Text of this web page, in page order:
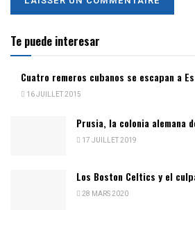
Te puede interesar
Cuatro remeros cubanos se escapan a
16 JUILLET 2015
Prusia, la colonia alemana
17 JUILLET 2019
Los Boston Celtics y el
28 MARS 2020